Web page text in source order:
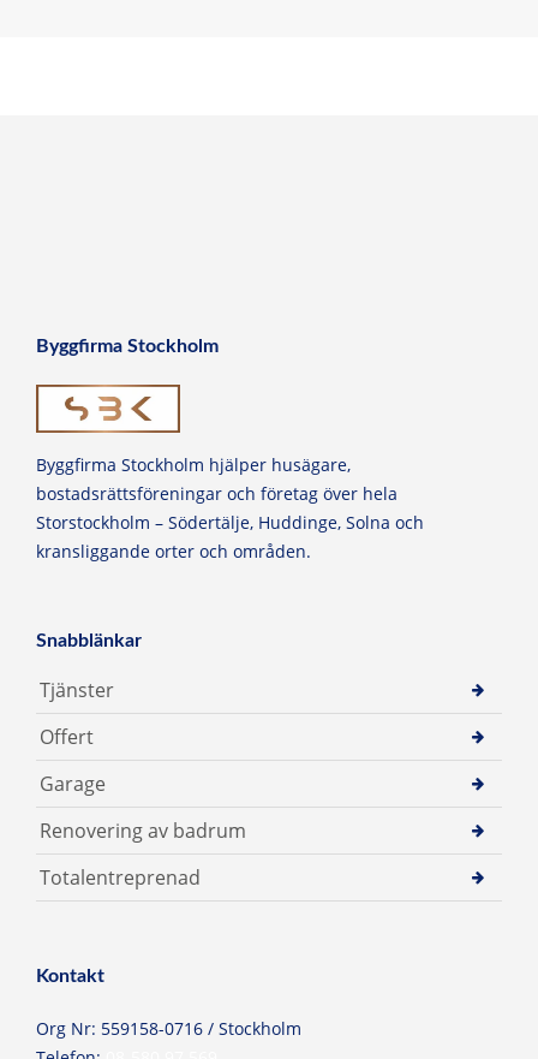
Byggfirma Stockholm
Byggfirma Stockholm hjälper husägare,
bostadsrättsföreningar och företag över hela
Storstockholm – Södertälje, Huddinge, Solna och
kransliggande orter och områden.
Snabblänkar
Tjänster
Offert
Garage
Renovering av badrum
Totalentreprenad
Kontakt
Org Nr: 559158-0716 / Stockholm